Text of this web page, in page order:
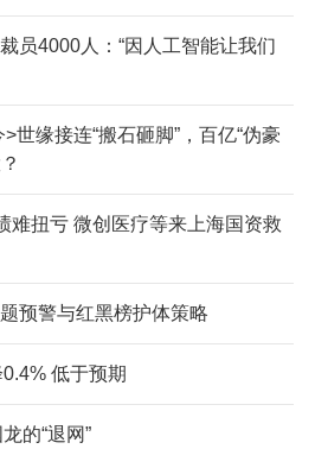
员4000人：“因人工智能让我们
世缘接连“搬石砸脚”，百亿“伪豪
难扭亏 微创医疗等来上海国资救
预警与红黑榜护体策略
低于预期
的“退网”